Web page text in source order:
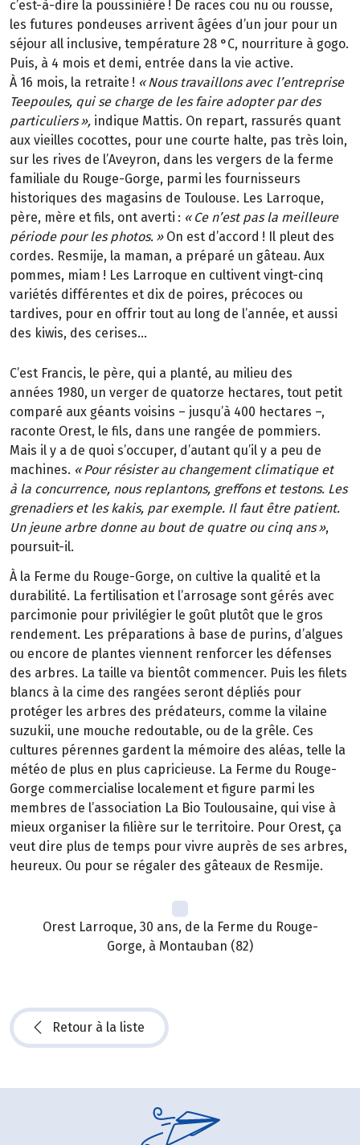
c’est-à-dire la poussinière ! De races cou nu ou rousse,
les futures pondeuses arrivent âgées d ’un jour pour un
séjour all inclusive, température 28 °C, nourriture à gogo.
Puis, à 4 mois et demi, entrée dans la vie active.
À 16 mois, la retraite ! « Nous travaillons avec l’entreprise
Teepoules, qui se charge de les faire adopter par des
particuliers », indique Mattis. On repart, rassurés quant
aux vieilles cocottes, pour une courte halte, pas très loin,
sur les rives de l’Aveyron, dans les vergers de la ferme
familiale du Rouge-Gorge, parmi les fournisseurs
historiques des magasins de Toulouse. Les Larroque,
père, mère et fils, ont averti : « Ce n’est pas la meilleure
période pour les photos. »On est d’accord ! Il pleut des
cordes. Resmije, la maman, a préparé un gâteau. Aux
pommes, miam ! Les Larroque en cultivent vingt-cinq
variétés différentes et dix de poires, précoces ou
tardives, pour en offrir tout au long de l’année, et aussi
des kiwis, des cerises...
C’est Francis, le père, qui a planté, au milieu des
années 1980, un verger de quatorze hectares, tout petit
comparé aux géants voisins – jusqu’à 400 hectares –,
raconte Orest, le fils, dans une rangée de pommiers.
Mais il y a de quoi s’occuper, d’autant qu’il y a peu de
machines. « Pour résister au changement climatique et
à la concurrence, nous replantons, greffons et testons. Les
grenadiers et les kakis, par exemple. Il faut être patient.
Un jeune arbre donne au bout de quatre ou cinq ans »,
poursuit-il.
À la Ferme du Rouge-Gorge, on cultive la qualité et la
durabilité. La fertilisation et l’arrosage sont gérés avec
parcimonie pour privilégier le goût plutôt que le gros
rendement. Les préparations à base de purins, d’algues
ou encore de plantes viennent renforcer les défenses
des arbres. La taille va bientôt commencer. Puis les filets
blancs à la cime des rangées seront dépliés pour
protéger les arbres des prédateurs, comme la vilaine
suzukii, une mouche redoutable, ou de la grêle. Ces
cultures pérennes gardent la mémoire des aléas, telle la
météo de plus en plus capricieuse. La Ferme du Rouge-
Gorge commercialise localement et figure parmi les
membres de l’association La Bio Toulousaine, qui vise à
mieux organiser la filière sur le territoire. Pour Orest, ça
veut dire plus de temps pour vivre auprès de ses arbres,
heureux. Ou pour se régaler des gâteaux de Resmije.
Orest Larroque, 30 ans, de la Ferme du Rouge-
Gorge, à Montauban (82)
Retour à la liste